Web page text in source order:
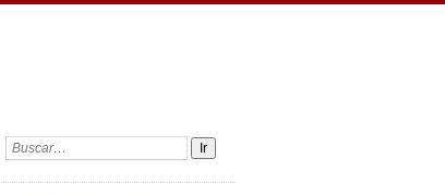
Buscar: